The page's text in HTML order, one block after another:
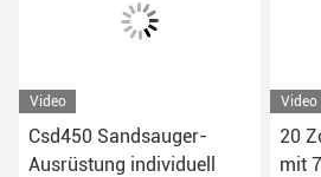
Video
Csd450 Sandsauger-
Ausrüstung individuell
Video
20
mit